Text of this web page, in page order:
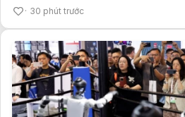
30 phút trước